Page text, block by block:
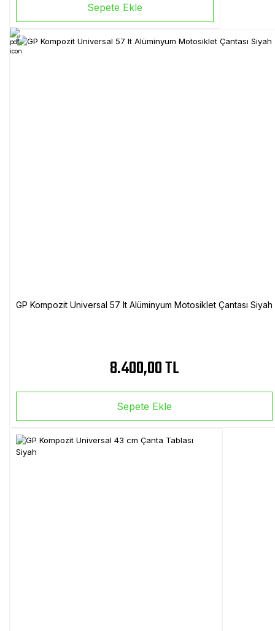
Sepete Ekle
GP Kompozit Universal 57 lt Alüminyum Motosiklet Çantası Siyah
8.400,00 TL
Sepete Ekle